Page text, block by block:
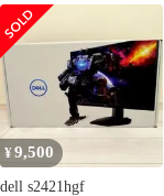
¥9,500
dell s2421hgf